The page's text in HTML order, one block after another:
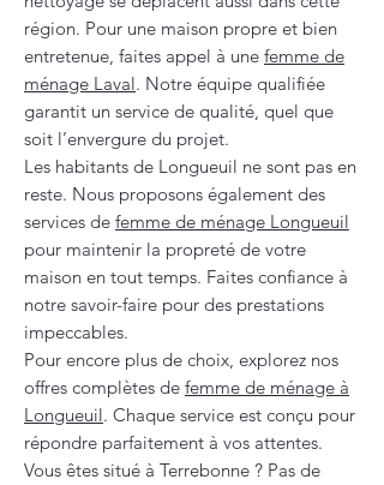
région. Pour une maison propre et bien
entretenue, faites appel à une femme de
ménage Laval. Notre équipe qualifiée
garantit un service de qualité, quel que
soit l’envergure du projet.
Les habitants de Longueuil ne sont pas en
reste. Nous proposons également des
services de femme de ménage Longueuil
pour maintenir la propreté de votre
maison en tout temps. Faites confiance à
notre savoir-faire pour des prestations
impeccables.
Pour encore plus de choix, explorez nos
offres complètes de femme de ménage à
Longueuil. Chaque service est conçu pour
répondre parfaitement à vos attentes.
Vous êtes situé à Terrebonne ? Pas de